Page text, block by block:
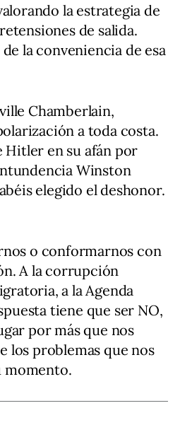
la estrategia de
de salida.
la conveniencia de esa
Chamberlain,
a toda costa.
Hitler en su afán por
Winston
elegido el deshonor.
o conformarnos con
A la corrupción
a la Agenda
tiene que ser NO,
por más que nos
los problemas que nos
momento.